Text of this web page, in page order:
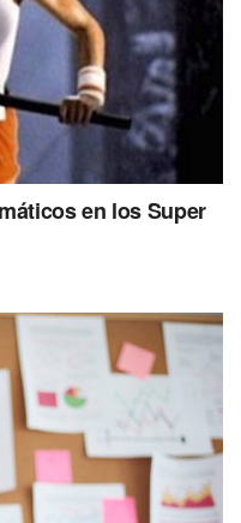
en los Super